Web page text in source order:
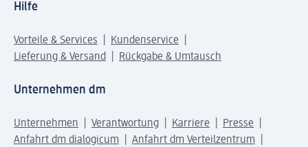
Hilfe
Vorteile & Services
Kundenservice
Lieferung & Versand
Rückgabe & Umtausch
Unternehmen dm
Unternehmen Verantwortung Karriere
Presse
Anfahrt dm dialogicum
Anfahrt dm Verteilzentrum